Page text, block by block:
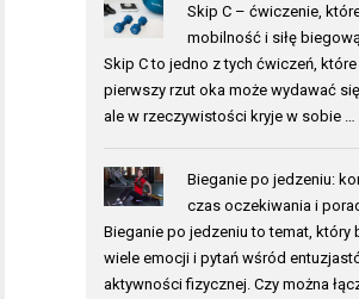
Skip C – ćwiczenie,
mobilność i siłę
Skip C to jedno z tych ćwiczeń, które
pierwszy rzut oka może wydawać
ale w rzeczywistości kryje w sobie …
Bieganie po jedzeniu:
czas oczekiwania i
Bieganie po jedzeniu to temat, który
wiele emocji i pytań wśród
aktywności fizycznej. Czy można